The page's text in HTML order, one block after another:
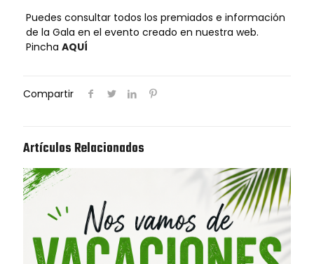
Puedes consultar todos los premiados e información
de la Gala en el evento creado en nuestra web.
Pincha AQUÍ
Compartir
Artículos Relacionados